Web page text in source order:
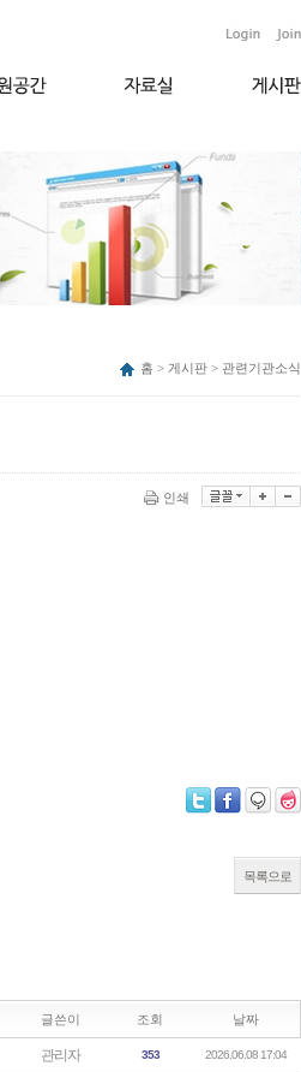
홈 > 게시판 > 관련기관소식
인쇄
목록으로
글쓴이 조회 날짜
관리자 353 2026.06.08 17:04